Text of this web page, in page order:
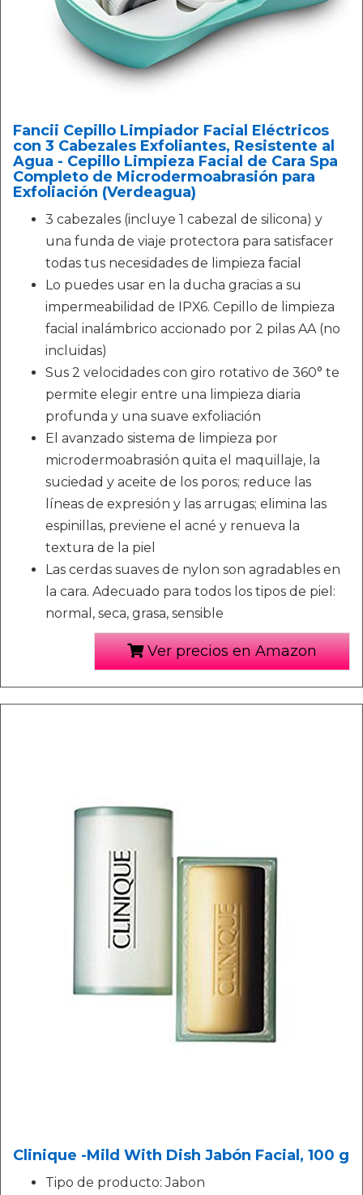
Fancii Cepillo Limpiador Facial Eléctricos
con 3 Cabezales Exfoliantes, Resistente al
Agua - Cepillo Limpieza Facial de Cara Spa
Completo de Microdermoabrasión para
Exfoliación (Verdeagua)
3 cabezales (incluye 1 cabezal de silicona) y
una funda de viaje protectora para satisfacer
todas tus necesidades de limpieza facial
Lo puedes usar en la ducha gracias a su
impermeabilidad de IPX6. Cepillo de limpieza
facial inalámbrico accionado por 2 pilas AA (no
incluidas)
Sus 2 velocidades con giro rotativo de 360° te
permite elegir entre una limpieza diaria
profunda y una suave exfoliación
El avanzado sistema de limpieza por
microdermoabrasión quita el maquillaje, la
suciedad y aceite de los poros; reduce las
líneas de expresión y las arrugas; elimina las
espinillas, previene el acné y renueva la
textura de la piel
Las cerdas suaves de nylon son agradables en
la cara. Adecuado para todos los tipos de piel:
normal, seca, grasa, sensible
Ver precios en Amazon
Clinique -Mild With Dish Jabón Facial, 100 g
Tipo de producto: Jabon